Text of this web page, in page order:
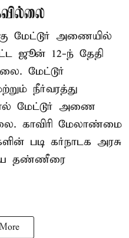
மேட்டூர் அணையில்
ஜூன் 12-ந் தேதி
மேட்டூர்
நீர்வரத்து
மேட்டூர் அணை
காவிரி மேலாண்மை
படி கர்நாடக அரசு
தண்ணீரை